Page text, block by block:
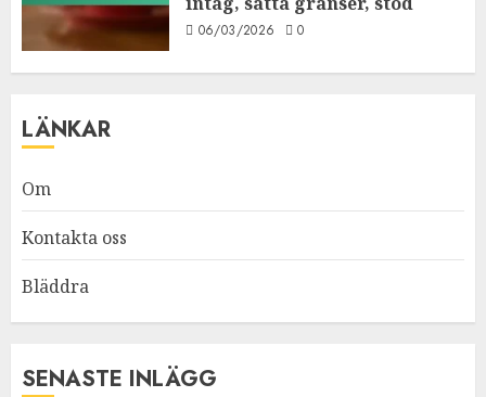
06/03/2026 0
LÄNKAR
Om
Kontakta oss
Bläddra
SENASTE INLÄGG